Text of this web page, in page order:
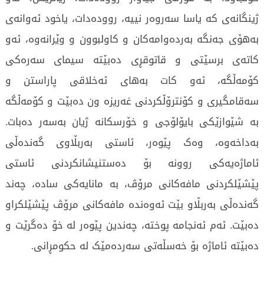
ژینگانەی کە یاسا سەروەر نییە، روودەدات، یاخود ئەوانەی
بەهۆی جەنگە بەردەوامەکان و کاولبوون و وێرانەوە، ئەو
کاتەی برسێتی و قاتوقڕی دەبێتە سیمای سەرەکی
کۆمەڵگە، ئەو کات بەهای ئەخلاقی پاراستن و
سەقامگیری و کۆنترۆڵکردنی غەریزە ون دەبێت و کۆمەڵگە
بە شێوازێکی بایۆلۆجی و خۆرسکانە ژیان بەسەر دەبات.
بەداخەوە، وەک پێوەر، ئاستی بەربڵاوی گەندەڵی
ئاماژەیەکی روونە بۆ دەستنیشانکردنی ئاستی
پێشێلکردنی مافەکانی مرۆڤ، بە مانایەکی سادە، چەند
گەندەڵی بەربڵاو بێت ئەوەندە مافەکانی مرۆڤ پێشێلکراو
دەبێت. ئەم ئەنجامە پوختە، چەندین پێوەر لە خۆ دەگرێت و
دەبێتە ئاماژە بۆ خەسڵەتی سەردەمێک لە حکومڕانی.